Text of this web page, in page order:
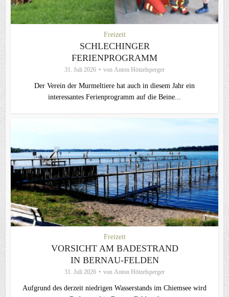
Freizeit
SCHLECHINGER
FERIENPROGRAMM
31. Juli 2026 von Anton Hötzelsperger
Der Verein der Murmeltiere hat auch in diesem Jahr ein
interessantes Ferienprogramm auf die Beine...
Freizeit
VORSICHT AM BADESTRAND
IN BERNAU-FELDEN
31. Juli 2026 von Anton Hötzelsperger
Aufgrund des derzeit niedrigen Wasserstands im Chiemsee wird